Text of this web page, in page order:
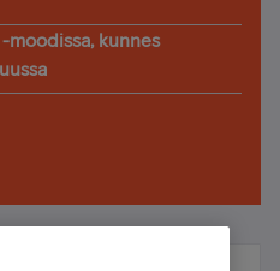
moodissa, kunnes